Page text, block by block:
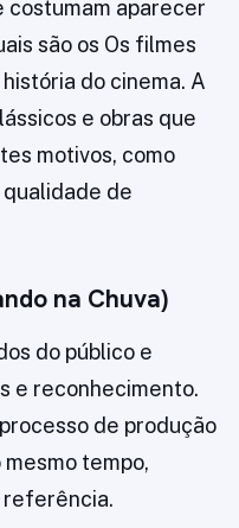
costumam aparecer
são os Os filmes
do cinema. A
e obras que
motivos, como
de
na Chuva)
do público e
e reconhecimento.
de produção
mesmo tempo,
referência.